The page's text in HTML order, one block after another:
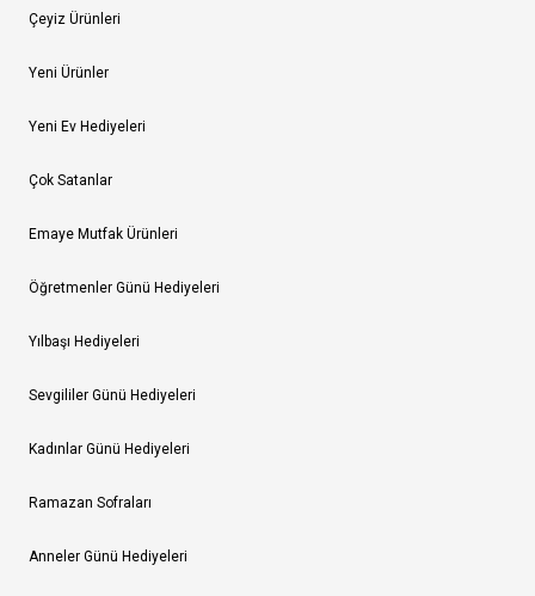
Çeyiz Ürünleri
Yeni Ürünler
Yeni Ev Hediyeleri
Çok Satanlar
Emaye Mutfak Ürünleri
Öğretmenler Günü Hediyeleri
Yılbaşı Hediyeleri
Sevgililer Günü Hediyeleri
Kadınlar Günü Hediyeleri
Ramazan Sofraları
Anneler Günü Hediyeleri